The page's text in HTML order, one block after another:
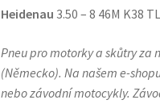
Heidenau 3.50 – 8 46M K38
Pneu pro motorky a skůtry za
(Německo). Na našem e-
nebo závodní motocykly.